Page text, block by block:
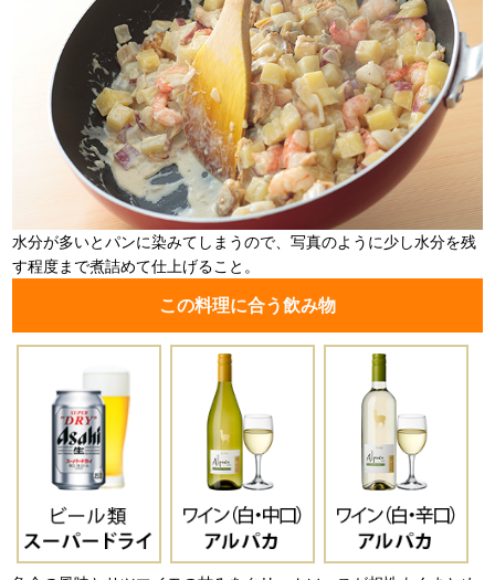
水分が多いとパンに染みてしまうので、写真のように少し水分を残
す程度まで煮詰めて仕上げること。
この料理に合う飲み物